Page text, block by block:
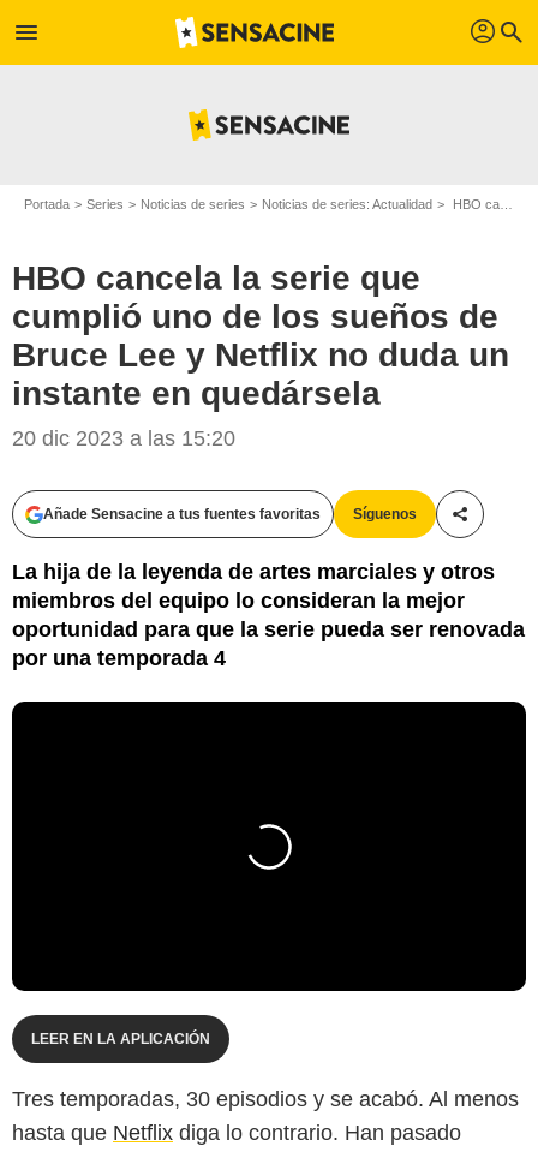
menu profil search
Portada Series Noticias de series Noticias de series: Actualidad HBO cancela la serie que cumplió uno de los sueños de Bruce Lee y Netflix no duda un instante en quedársela
HBO cancela la serie que
cumplió uno de los sueños de
Bruce Lee y Netflix no duda un
instante en quedársela
20 dic 2023 a las 15:20
Añade Sensacine a tus fuentes favoritas Síguenos
La hija de la leyenda de artes marciales y otros
miembros del equipo lo consideran la mejor
oportunidad para que la serie pueda ser renovada
por una temporada 4
LEER EN LA APLICACIÓN
Tres temporadas, 30 episodios y se acabó. Al menos
hasta que Netflix diga lo contrario. Han pasado